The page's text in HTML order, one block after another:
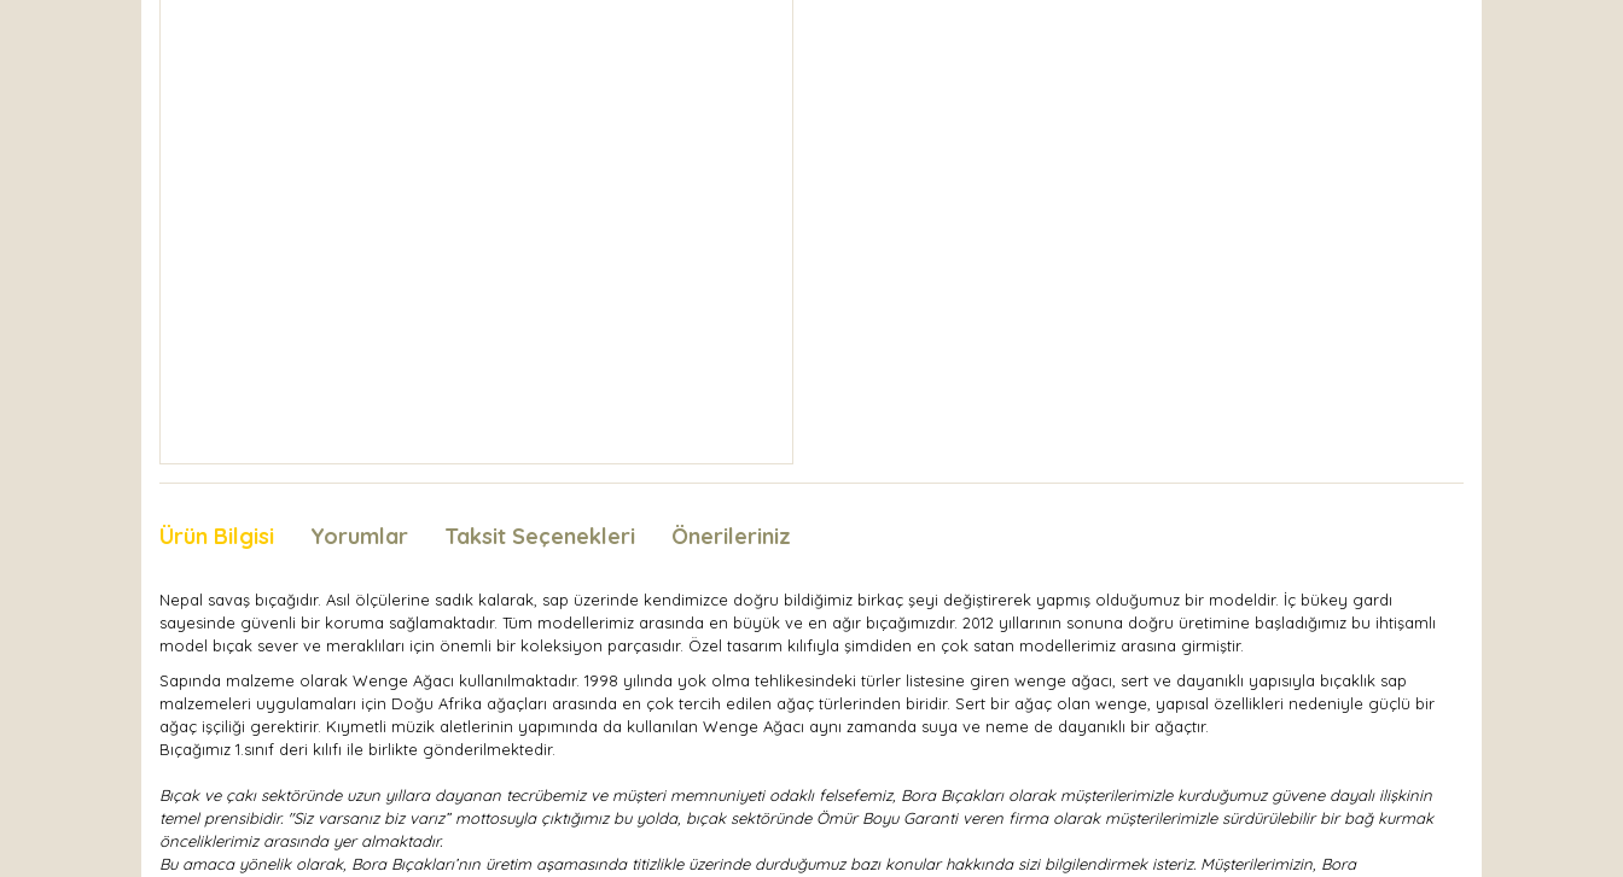
Ürün Bilgisi Yorumlar Taksit Seçenekleri Önerileriniz
Nepal savaş bıçağıdır. Asıl ölçülerine sadık kalarak, sap üzerinde kendimizce doğru bildiğimiz birkaç şeyi değiştirerek yapmış olduğumuz bir modeldir. İç bükey gardı
sayesinde güvenli bir koruma sağlamaktadır. Tüm modellerimiz arasında en büyük ve en ağır bıçağımızdır. 2012 yıllarının sonuna doğru üretimine başladığımız bu ihtişamlı
model bıçak sever ve meraklıları için önemli bir koleksiyon parçasıdır. Özel tasarım kılıfıyla şimdiden en çok satan modellerimiz arasına girmiştir.
Sapında malzeme olarak Wenge Ağacı kullanılmaktadır. 1998 yılında yok olma tehlikesindeki türler listesine giren wenge ağacı, sert ve dayanıklı yapısıyla bıçaklık sap
malzemeleri uygulamaları için Doğu Afrika ağaçları arasında en çok tercih edilen ağaç türlerinden biridir. Sert bir ağaç olan wenge, yapısal özellikleri nedeniyle güçlü bir
ağaç işçiliği gerektirir. Kıymetli müzik aletlerinin yapımında da kullanılan Wenge Ağacı aynı zamanda suya ve neme de dayanıklı bir ağaçtır.
Bıçağımız 1.sınıf deri kılıfı ile birlikte gönderilmektedir.
Bıçak ve çakı sektöründe uzun yıllara dayanan tecrübemiz ve müşteri memnuniyeti odaklı felsefemiz, Bora Bıçakları olarak müşterilerimizle kurduğumuz güvene dayalı ilişkinin
temel prensibidir. "Siz varsanız biz varız” mottosuyla çıktığımız bu yolda, bıçak sektöründe Ömür Boyu Garanti veren firma olarak müşterilerimizle sürdürülebilir bir bağ kurmak
önceliklerimiz arasında yer almaktadır.
Bu amaca yönelik olarak, Bora Bıçakları’nın üretim aşamasında titizlikle üzerinde durduğumuz bazı konular hakkında sizi bilgilendirmek isteriz. Müşterilerimizin, Bora